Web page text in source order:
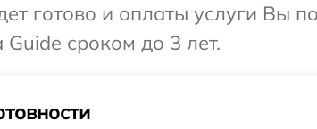
готово и оплаты услуги Вы
сроком до 3 лет.